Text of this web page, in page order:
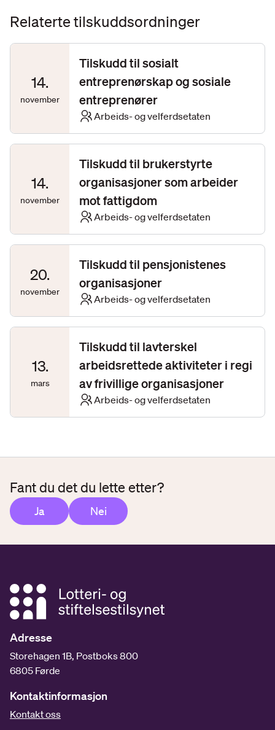
Relaterte tilskuddsordninger
14.
november
Tilskudd til sosialt
entreprenørskap og sosiale
entreprenører
Arbeids- og velferdsetaten
14.
november
Tilskudd til brukerstyrte
organisasjoner som arbeider
mot fattigdom
Arbeids- og velferdsetaten
20.
november
Tilskudd til pensjonistenes
organisasjoner
Arbeids- og velferdsetaten
13.
mars
Tilskudd til lavterskel
arbeidsrettede aktiviteter i regi
av frivillige organisasjoner
Arbeids- og velferdsetaten
Fant du det du lette etter?
Ja Nei
Adresse
Storehagen 1B, Postboks 800
6805 Førde
Kontaktinformasjon
Kontakt oss